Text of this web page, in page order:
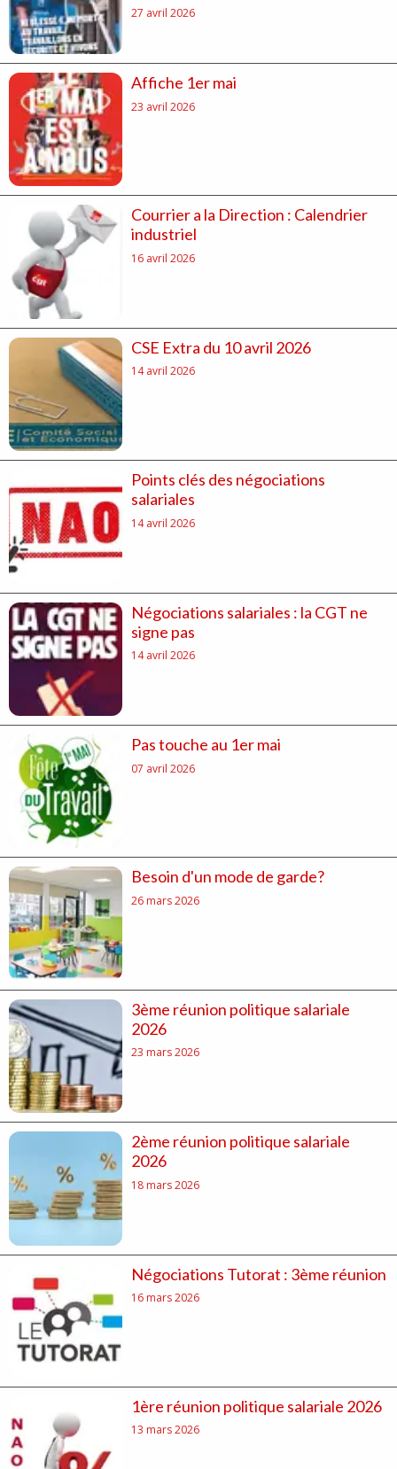
27 avril 2026
Affiche 1er mai
23 avril 2026
Courrier a la Direction : Calendrier
industriel
16 avril 2026
CSE Extra du 10 avril 2026
14 avril 2026
Points clés des négociations
salariales
14 avril 2026
Négociations salariales : la CGT ne
signe pas
14 avril 2026
Pas touche au 1er mai
07 avril 2026
Besoin d'un mode de garde?
26 mars 2026
3ème réunion politique salariale
2026
23 mars 2026
2ème réunion politique salariale
2026
18 mars 2026
Négociations Tutorat : 3ème réunion
16 mars 2026
1ère réunion politique salariale 2026
13 mars 2026